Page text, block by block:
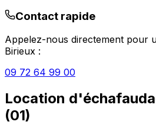
Contact rapide
Appelez-nous directement pour
Birieux :
09 72 64 99 00
Location
(01)